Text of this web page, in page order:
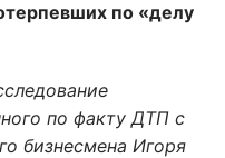
по «делу
по факту ДТП с
бизнесмена Игоря